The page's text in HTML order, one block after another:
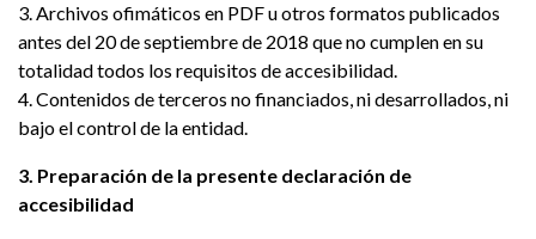
3. Archivos ofimáticos en PDF u otros formatos publicados
antes del 20 de septiembre de 2018 que no cumplen en su
totalidad todos los requisitos de accesibilidad.
4. Contenidos de terceros no financiados, ni desarrollados, ni
bajo el control de la entidad.
3. Preparación de la presente declaración de
accesibilidad